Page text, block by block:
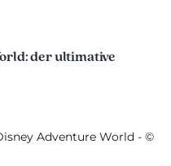
der ultimative